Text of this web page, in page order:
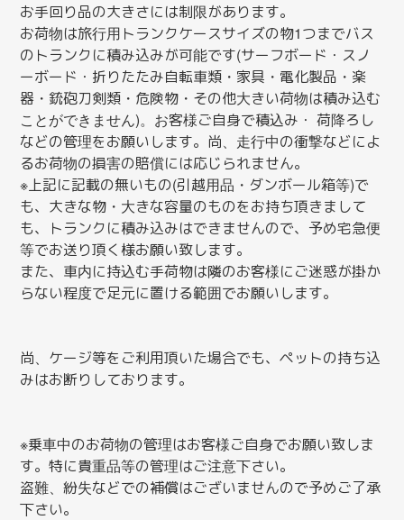
お手回り品の大きさには制限があります。
お荷物は旅行用トランクケースサイズの物1つまでバス
のトランクに積み込みが可能です(サーフボード・スノ
ーボード・折りたたみ自転車類・家具・電化製品・楽
器・銃砲刀剣類・危険物・その他大きい荷物は積み込む
ことができません)。お客様ご自身で積込み・ 荷降ろし
などの管理をお願いします。尚、走行中の衝撃などによ
るお荷物の損害の賠償には応じられません。
※上記に記載の無いもの(引越用品・ダンボール箱等)で
も、大きな物・大きな容量のものをお持ち頂きまして
も、トランクに積み込みはできませんので、予め宅急便
等でお送り頂く様お願い致します。
また、車内に持込む手荷物は隣のお客様にご迷惑が掛か
らない程度で足元に置ける範囲でお願いします。
尚、ケージ等をご利用頂いた場合でも、ペットの持ち込
みはお断り しております。
※乗車中のお荷物の管理はお客様ご自身でお願い致しま
す。特に貴重品等の管理はご注意下さい。
盗難、紛失などでの補償はございませんので予めご了承
下さい。